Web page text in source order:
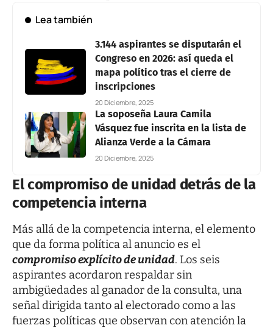
Lea también
3.144 aspirantes se disputarán el
Congreso en 2026: así queda el
mapa político tras el cierre de
inscripciones
20 Diciembre, 2025
La soposeña Laura Camila
Vásquez fue inscrita en la lista de
Alianza Verde a la Cámara
20 Diciembre, 2025
El compromiso de unidad detrás de la
competencia interna
Más allá de la competencia interna, el elemento
que da forma política al anuncio es el
compromiso explícito de unidad. Los seis
aspirantes acordaron respaldar sin
ambigüedades al ganador de la consulta, una
señal dirigida tanto al electorado como a las
fuerzas políticas que observan con atención la